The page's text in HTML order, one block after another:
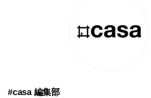
#casa 編集部